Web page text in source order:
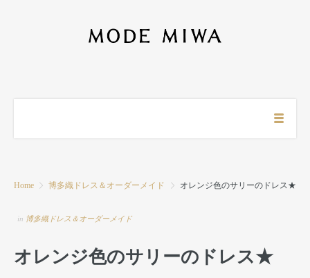
Home 博多織ドレス＆オーダーメイド オレンジ色のサリーのドレス★
in 博多織ドレス＆オーダーメイド
オレンジ色のサリーのドレス★